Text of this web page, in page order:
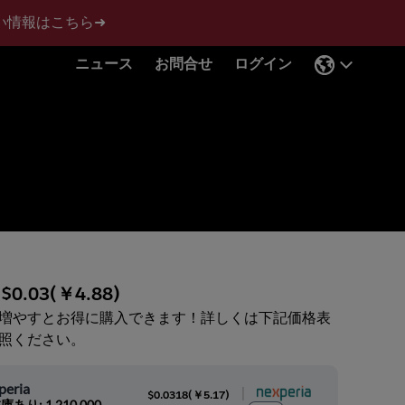
情報はこちら➜
ニュース お問合せ ログイン
$0.03(￥4.88)
やすとお得に購入できます！詳しくは下記価格表
ください。
$0.0318( ￥5.17)